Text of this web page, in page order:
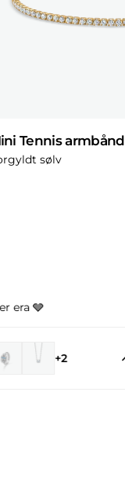
Tennis armbånd
sølv
era 🩶
+2